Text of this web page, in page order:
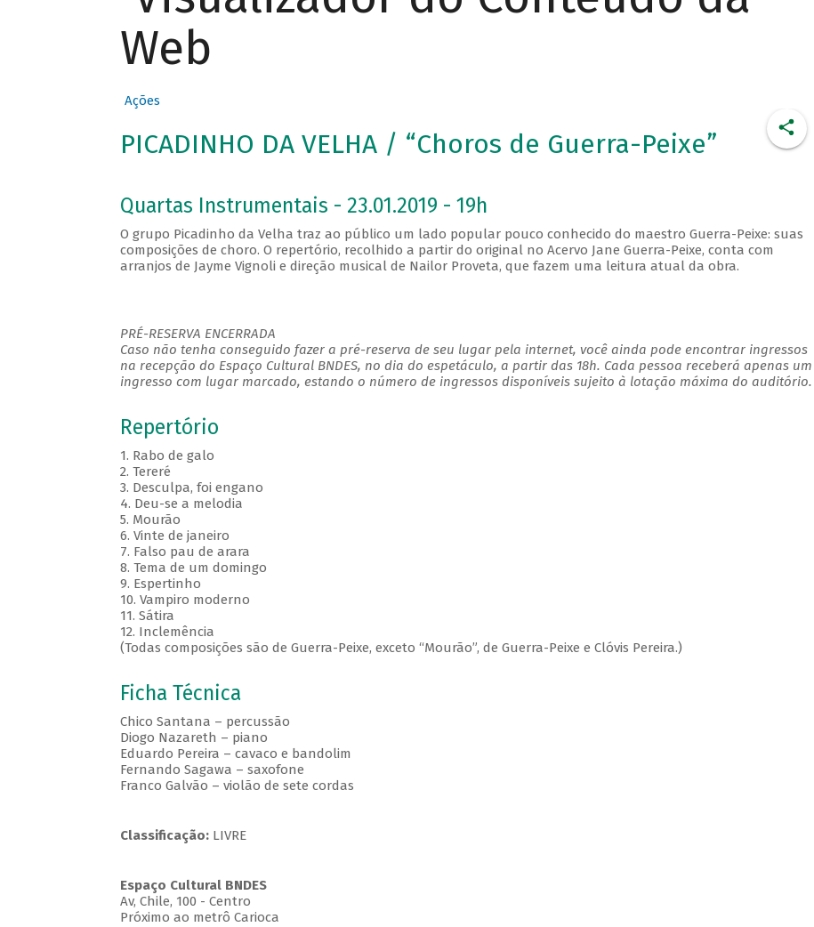
Web
Ações
PICADINHO DA VELHA / “Choros de Guerra-Peixe”
Quartas Instrumentais - 23.01.2019 - 19h
O grupo Picadinho da Velha traz ao público um lado popular pouco conhecido do maestro Guerra-Peixe: suas
composições de choro. O repertório, recolhido a partir do original no Acervo Jane Guerra-Peixe, conta com
arranjos de Jayme Vignoli e direção musical de Nailor Proveta, que fazem uma leitura atual da obra.
PRÉ-RESERVA ENCERRADA
Caso não tenha conseguido fazer a pré-reserva de seu lugar pela internet, você ainda pode encontrar ingressos
na recepção do Espaço Cultural BNDES, no dia do espetáculo, a partir das 18h. Cada pessoa receberá apenas um
ingresso com lugar marcado, estando o número de ingressos disponíveis sujeito à lotação máxima do auditório.
Repertório
1. Rabo de galo
2. Tereré
3. Desculpa, foi engano
4. Deu-se a melodia
5. Mourão
6. Vinte de janeiro
7. Falso pau de arara
8. Tema de um domingo
9. Espertinho
10. Vampiro moderno
11. Sátira
12. Inclemência
(Todas composições são de Guerra-Peixe, exceto “Mourão”, de Guerra-Peixe e Clóvis Pereira.)
Ficha Técnica
Chico Santana – percussão
Diogo Nazareth – piano
Eduardo Pereira – cavaco e bandolim
Fernando Sagawa – saxofone
Franco Galvão – violão de sete cordas
Classificação: LIVRE
Espaço Cultural BNDES
Av, Chile, 100 - Centro
Próximo ao metrô Carioca